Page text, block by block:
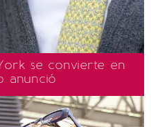
se convierte en
anunció